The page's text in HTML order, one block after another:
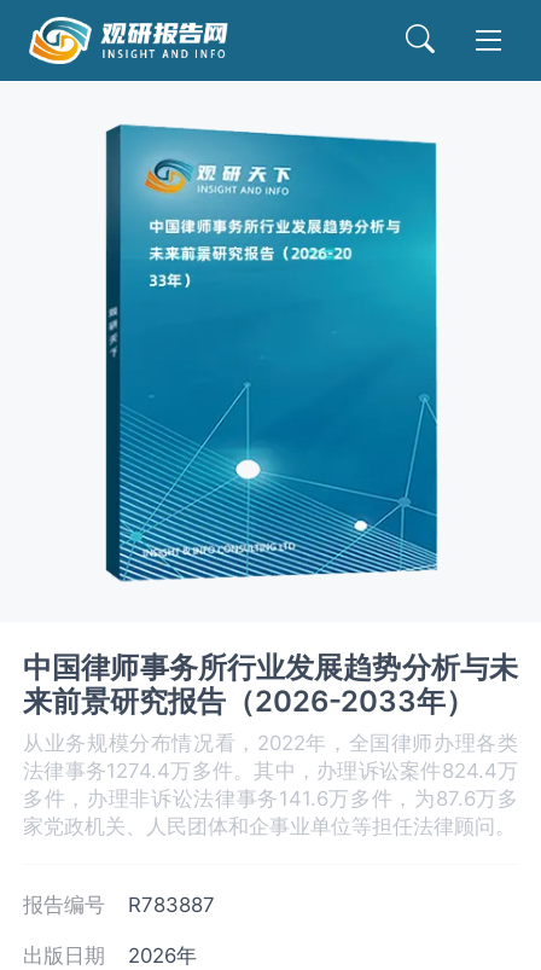
中国律师事务所行业发展趋势分析与未
来前景研究报告（2026-2033年）
从业务规模分布情况看，2022年，全国律师办理各类
法律事务1274.4万多件。其中，办理诉讼案件824.4万
多件，办理非诉讼法律事务141.6万多件，为87.6万多
家党政机关、人民团体和企事业单位等担任法律顾问。
报告编号 R783887
出版日期 2026年